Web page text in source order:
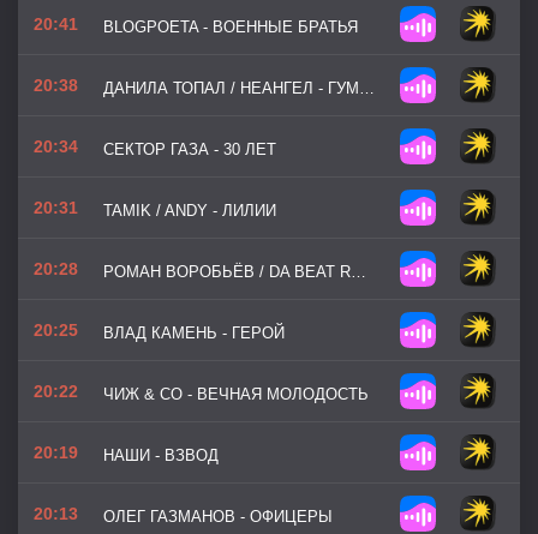
20:41 BLOGPOETA - ВОЕННЫЕ БРАТЬЯ
20:38 ДАНИЛА ТОПАЛ / НЕАНГЕЛ - ГУМАНИТАРКА
20:34 СЕКТОР ГАЗА - 30 ЛЕТ
20:31 TAMIK / ANDY - ЛИЛИИ
20:28 РОМАН ВОРОБЬЁВ / DA BEAT RECORDZ - ЖИВОЙ
20:25 ВЛАД КАМЕНЬ - ГЕРОЙ
20:22 ЧИЖ & CO - ВЕЧНАЯ МОЛОДОСТЬ
20:19 НАШИ - ВЗВОД
20:13 ОЛЕГ ГАЗМАНОВ - ОФИЦЕРЫ